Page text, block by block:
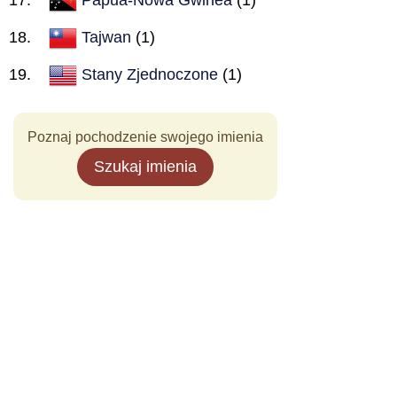
Tajwan (1)
Stany Zjednoczone (1)
Poznaj pochodzenie swojego imienia
Szukaj imienia